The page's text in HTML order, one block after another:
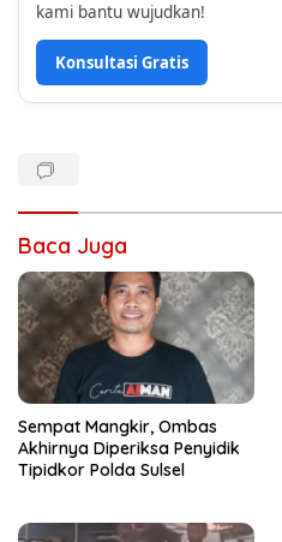
kami bantu wujudkan!
Konsultasi Gratis
Baca Juga
Sempat Mangkir, Ombas
Akhirnya Diperiksa Penyidik
Tipidkor Polda Sulsel